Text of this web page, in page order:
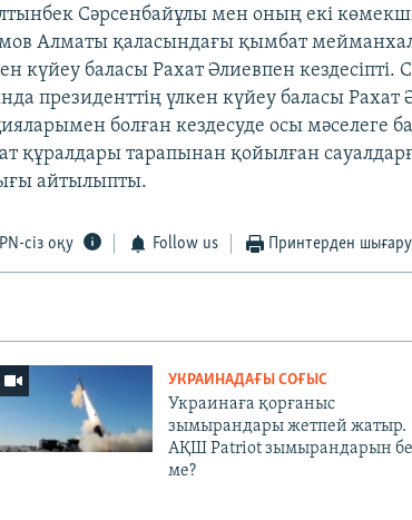
Сәрсенбайұлы мен оның екі
Алматы қаласындағы қымбат
күйеу баласы Рахат Әлиевпен кездесіпті.
президенттің үлкен күйеу баласы Рахат
болған кездесуде осы мәселеге
құралдары тарапынан қойылған
айтылыпты.
сіз оқу Follow us Принтерден шығару
УКРАИНАДАҒЫ СОҒЫС
Украинаға қорғаныс
зымырандары жетпей жатыр.
АҚШ Patriot зымырандарын
ме?